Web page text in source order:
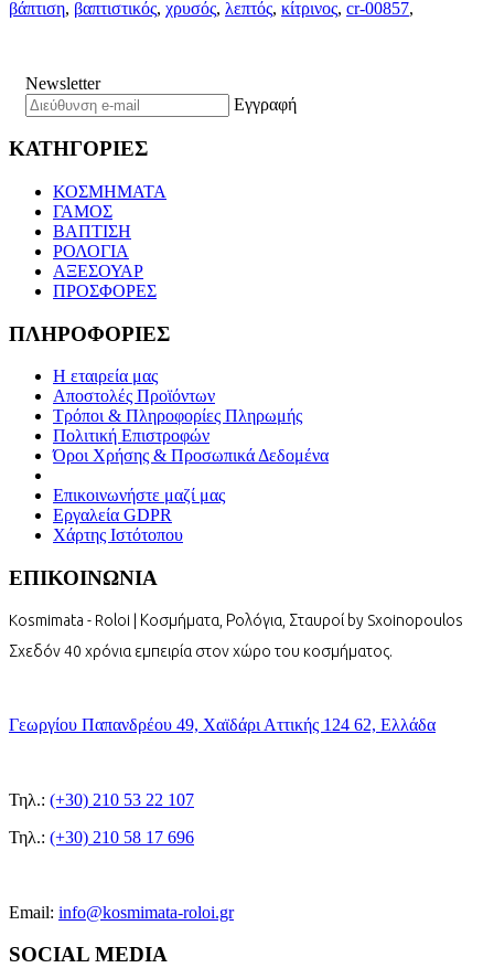
βάπτιση, βαπτιστικός, χρυσός, λεπτός, κίτρινος, cr-00857,
Newsletter
Εγγραφή
ΚΑΤΗΓΟΡΙΕΣ
ΚΟΣΜΗΜΑΤΑ
ΓΑΜΟΣ
ΒΑΠΤΙΣΗ
ΡΟΛΟΓΙΑ
ΑΞΕΣΟΥΑΡ
ΠΡΟΣΦΟΡΕΣ
ΠΛΗΡΟΦΟΡΙΕΣ
Η εταιρεία μας
Αποστολές Προϊόντων
Τρόποι & Πληροφορίες Πληρωμής
Πολιτική Επιστροφών
Όροι Χρήσης & Προσωπικά Δεδομένα
Επικοινωνήστε μαζί μας
Εργαλεία GDPR
Χάρτης Ιστότοπου
ΕΠΙΚΟΙΝΩΝΙΑ
Kosmimata - Roloi | Κοσμήματα, Ρολόγια, Σταυροί by Sxoinopoulos
Σχεδόν 40 χρόνια εμπειρία στον χώρο του κοσμήματος.
Γεωργίου Παπανδρέου 49, Χαϊδάρι Αττικής 124 62, Ελλάδα
Τηλ.: (+30) 210 53 22 107
Τηλ.: (+30) 210 58 17 696
Email: info@kosmimata-roloi.gr
SOCIAL MEDIA